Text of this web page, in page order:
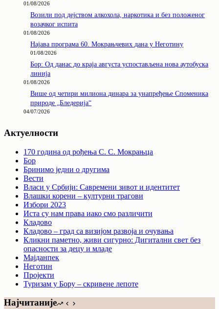
01/08/2026
Возили под дејством алкохола, наркотика и без положеног
возачког испита
01/08/2026
Најава програма 60. Мокрањчевих дана у Неготину
01/08/2026
Бор: Од данас до краја августа успостављена нова аутобуска
линија
01/08/2026
Више од четири милиона динара за унапређење Споменика
природе „Бледерија“
04/07/2026
Актуелности
170 година од рођења С. С. Мокрањца
Бор
Бринимо једни о другима
Вести
Власи у Србији: Савремени зивот и идентитет
Влашки корени – културни трагови
Избори 2023
Иста су нам права иако смо различити
Кладово
Кладово – град са визијом развоја и очувања
Кликни паметно, живи сигурно: Дигитални свет без
опасности за децу и младе
Мајданпек
Неготин
Пројекти
Туризам у Бору – скривене лепоте
Најчитаније